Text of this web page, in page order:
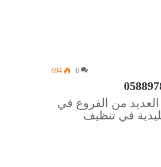
0
694
من الفروع في
في تنظيف